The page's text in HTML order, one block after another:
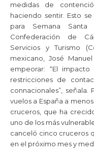
medidas de
haciendo sentir. Esto
para Semana
Confederación de
Servicios y Turismo
mexicano, José
empeorar: “El
restricciones de
connacionales”,
vuelos a España a
cruceros, que ha
uno de los más
canceló cinco cruceros
en el próximo mes y